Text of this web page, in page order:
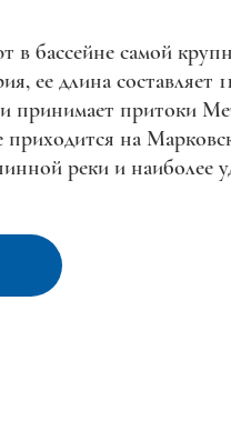
в бассейне самой
ее длина составляет
принимает притоки
приходится на
реки и наиболее